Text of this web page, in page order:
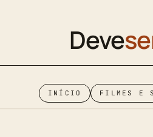
Deve
INÍCIO FILMES E